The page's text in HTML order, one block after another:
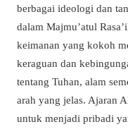
berbagai ideologi dan
dalam Majmu’atul
keimanan yang kokoh
keraguan dan
tentang Tuhan, alam
arah yang jelas. Ajaran
untuk menjadi pribadi